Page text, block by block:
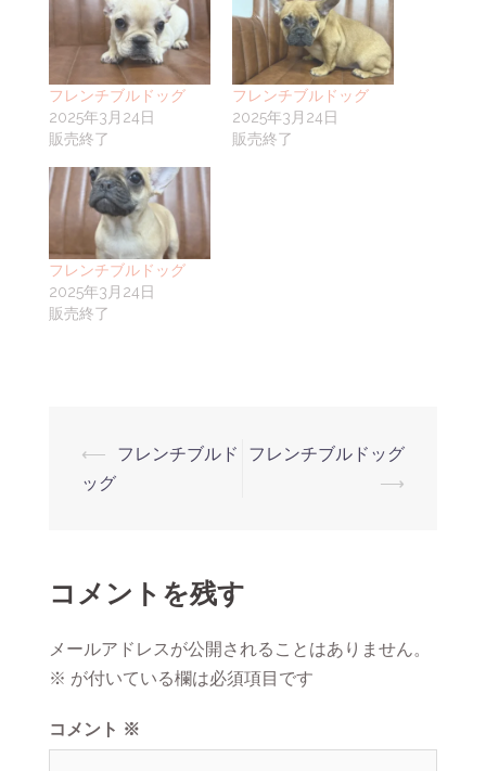
フレンチブルドッグ
2025年3月24日
販売終了
フレンチブルドッグ
2025年3月24日
販売終了
フレンチブルドッグ
2025年3月24日
販売終了
⟵
フレンチブルド
ッグ
フレンチブルドッグ
⟶
コメントを残す
メールアドレスが公開されることはありません。
※ が付いている欄は必須項目です
コメント ※